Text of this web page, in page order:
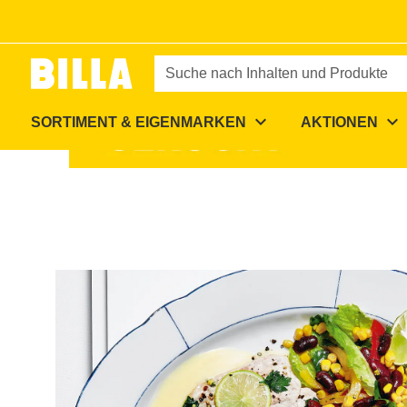
Suche nach Inhalten und Produkte
SORTIMENT & EIGENMARKEN expand_more AKTIONEN expand_more
Gedünstete Schweinsschnitzel